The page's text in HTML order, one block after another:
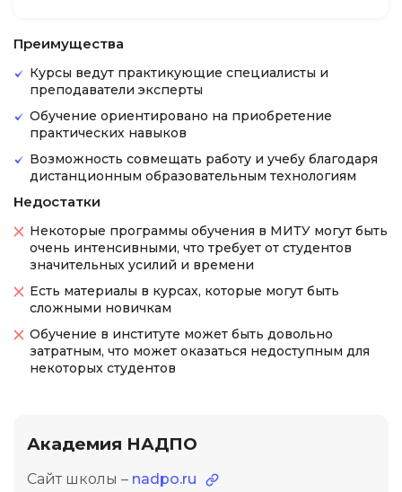
Преимущества
Курсы ведут практикующие специалисты и
преподаватели эксперты
Обучение ориентировано на приобретение
практических навыков
Возможность совмещать работу и учебу благодаря
дистанционным образовательным технологиям
Недостатки
Некоторые программы обучения в МИТУ могут быть
очень интенсивными, что требует от студентов
значительных усилий и времени
Есть материалы в курсах, которые могут быть
сложными новичкам
Обучение в институте может быть довольно
затратным, что может оказаться недоступным для
некоторых студентов
Академия НАДПО
Сайт школы – nadpo.ru